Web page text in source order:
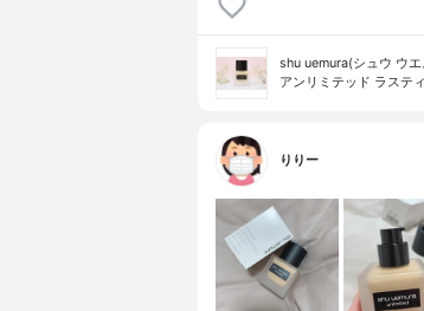
shu uemura(シュウ ウエ
アンリミテッド ラステ
りりー